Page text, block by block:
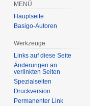
MENÜ
Hauptseite
Basigo-Autoren
Werkzeuge
Links auf diese Seite
Änderungen an
verlinkten Seiten
Spezialseiten
Druckversion
Permanenter Link